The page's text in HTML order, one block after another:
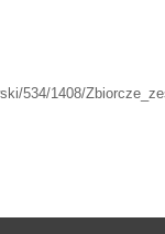
534/1408/